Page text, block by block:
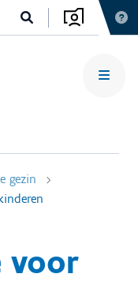
gezin
voor